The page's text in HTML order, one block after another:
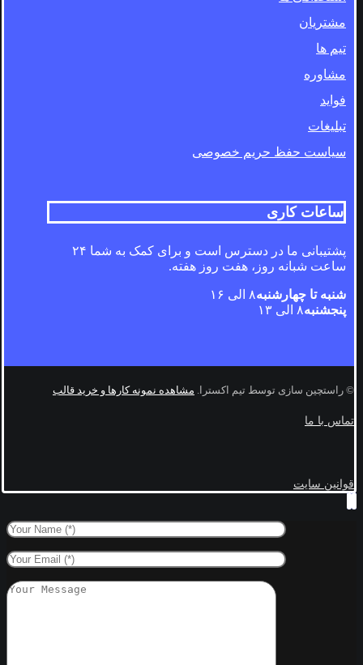
مشتریان
تیم ها
مشاوره
فواید
تبلیغات
سیاست حفظ حریم خصوصی
ساعات کاری
پشتیبانی ما در دسترس است و برای کمک به شما ۲۴
ساعت شبانه روز، هفت روز هفته.
شنبه تا چهارشنبه۸ الی ۱۶
پنجشنبه۸ الی ۱۳
© راستچین سازی توسط تیم اکسترا. مشاهده نمونه کارها و خرید قالب
تماس با ما
قوانین سایت